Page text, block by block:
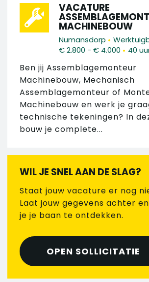
VACATURE
MACHINEBOUW
Numansdorp •
€ 2.800 - € 4.000 • 40
Ben jij Assemblagemonteur
Machinebouw, Mechanisch
Assemblagemonteur of
Machinebouw en werk je
technische tekeningen? In
bouw je complete...
WIL JE SNEL AAN DE SLAG?
Staat jouw vacature er nog
Laat jouw gegevens achter
je je baan te ontdekken.
OPEN SOLLICITATIE